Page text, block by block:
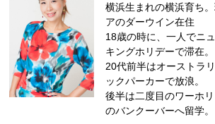
横浜生まれの横浜育ち
アのダーウイン在住
18歳の時に、一人でニ
キングホリデーで滞在。
20代前半はオーストラ
ックパーカーで放浪。
後半は二度目のワーホ
のバンクーバーへ留学。